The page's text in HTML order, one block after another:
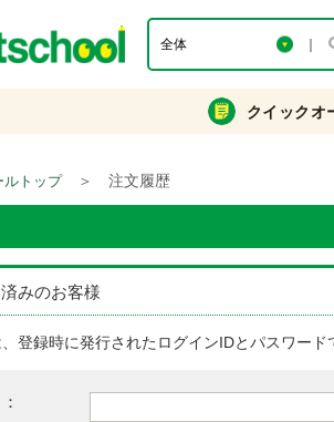
クイックオ
ルトップ ＞ 注文履歴
みのお客様
登録時に発行されたログインIDとパスワード